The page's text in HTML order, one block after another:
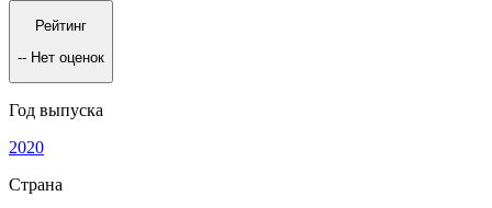
Рейтинг
-- Нет оценок
Год выпуска
2020
Страна